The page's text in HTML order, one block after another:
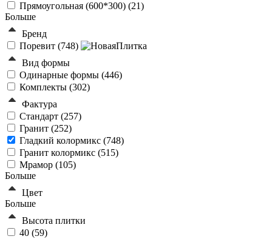
Прямоугольная (600*300) (21)
Больше
Бренд
Поревит (748)
Вид формы
Одинарные формы (446)
Комплекты (302)
Фактура
Стандарт (257)
Гранит (252)
Гладкий колормикс (748)
Гранит колормикс (515)
Мрамор (105)
Больше
Цвет
Больше
Высота плитки
40 (59)